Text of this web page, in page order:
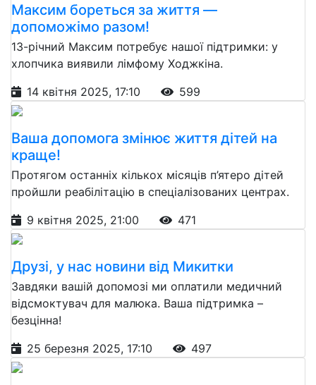
Максим бореться за життя —
допоможімо разом!
13-річний Максим потребує нашої підтримки: у
хлопчика виявили лімфому Ходжкіна.
14 квітня 2025, 17:10
599
Ваша допомога змінює життя дітей на
краще!
Протягом останніх кількох місяців п’ятеро дітей
пройшли реабілітацію в спеціалізованих центрах.
9 квітня 2025, 21:00
471
Друзі, у нас новини від Микитки
Завдяки вашій допомозі ми оплатили медичний
відсмоктувач для малюка. Ваша підтримка –
безцінна!
25 березня 2025, 17:10
497